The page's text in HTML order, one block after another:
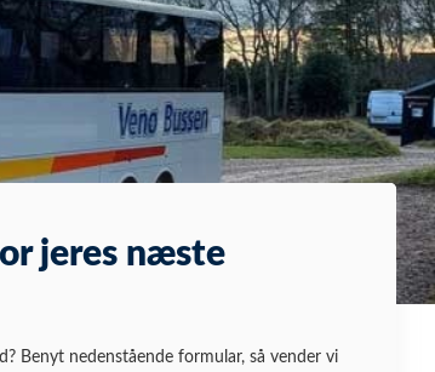
jeres næste
Benyt nedenstående formular, så vender vi